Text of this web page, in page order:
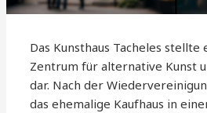
Das Kunsthaus Tacheles
Zentrum für alternative Kunst
dar. Nach der
das ehemalige Kaufhaus in